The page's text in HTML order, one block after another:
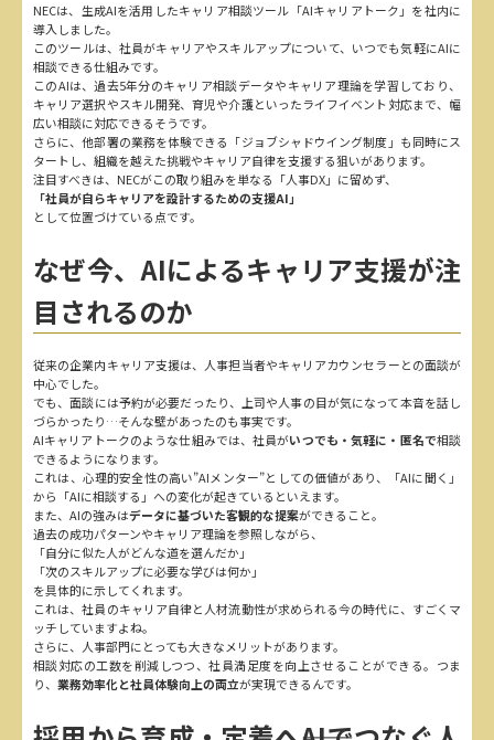
NECは、生成AIを活用したキャリア相談ツール「AIキャリアトーク」を社内に
導入しました。
このツールは、社員がキャリアやスキルアップについて、いつでも気軽にAIに
相談できる仕組みです。
このAIは、過去5年分のキャリア相談データやキャリア理論を学習しており、
キャリア選択やスキル開発、育児や介護といったライフイベント対応まで、幅
広い相談に対応できるそうです。
さらに、他部署の業務を体験できる「ジョブシャドウイング制度」も同時にス
タートし、組織を越えた挑戦やキャリア自律を支援する狙いがあります。
注目すべきは、NECがこの取り組みを単なる「人事DX」に留めず、
「社員が自らキャリアを設計するための支援AI」
として位置づけている点です。
なぜ今、AIによるキャリア支援が注
目されるのか
従来の企業内キャリア支援は、人事担当者やキャリアカウンセラーとの面談が
中心でした。
でも、面談には予約が必要だったり、上司や人事の目が気になって本音を話し
づらかったり…そんな壁があったのも事実です。
AIキャリアトークのような仕組みでは、社員がいつでも・気軽に・匿名で相談
できるようになります。
これは、心理的安全性の高い”AIメンター”としての価値があり、「AIに聞く」
から「AIに相談する」への変化が起きているといえます。
また、AIの強みはデータに基づいた客観的な提案ができること。
過去の成功パターンやキャリア理論を参照しながら、
「自分に似た人がどんな道を選んだか」
「次のスキルアップに必要な学びは何か」
を具体的に示してくれます。
これは、社員のキャリア自律と人材流動性が求められる今の時代に、すごくマ
ッチしていますよね。
さらに、人事部門にとっても大きなメリットがあります。
相談対応の工数を削減しつつ、社員満足度を向上させることができる。つま
り、 業務効率化と社員体験向上の両立が実現できるんです。